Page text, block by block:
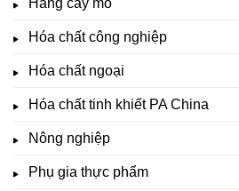
Chất
Hàng cấy mô
Hóa chất công nghiệp
Hóa chất ngoại
Hóa chất tinh khiết PA China
Nông nghiệp
Phụ gia thực phẩm